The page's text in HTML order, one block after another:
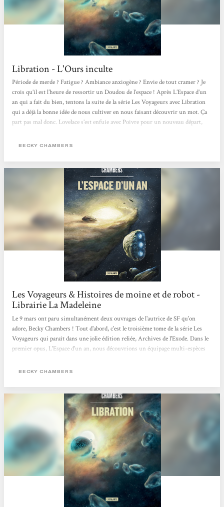
Libration - L'Ours inculte
Période de merde ? Fatigue ? Ambiance anxiogène ? Envie de tout cramer ? Je
crois qu’il est l’heure de ressortir un Doudou de l’espace ! Après L’Espace d’un
an qui a fait du bien, tentons la suite de la série Les Voyageurs avec Libration
qui a déjà la bonne idée de nous cultiver en nous faisant découvrir un mot. Ça
part pas mal donc. Lovelace s’est enfuie avec Poivre pour un nouveau départ,
complètement illégal. C’est aussi très déstabilisant parce qu’elle est conçue...
BECKY CHAMBERS
Les Voyageurs & Histoires de moine et de robot -
Librairie La Madeleine
Le 9 mars ont paru simultanément deux ouvrages de l'autrice de SF qu'on
adore, Becky Chambers ! Tout d'abord, c'est le troisième tome de la série Les
Voyageurs qui paraît dans une jolie édition reliée, Archives de l'Exode. Dans le
premier opus, L'Espace d'un an, nous découvrions un équipage multi-espèces
voyage spatial. Quant au second livre, Libration, il s'intéressait à une
illégale. Avec ce troisième ouvrage, nous découvrons...
BECKY CHAMBERS